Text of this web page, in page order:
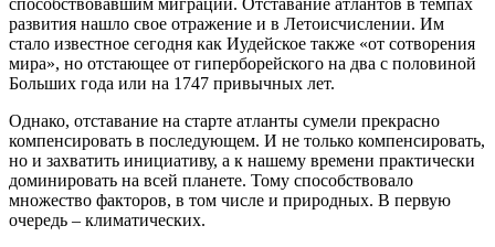
способствовавшим миграции. Отставание атлантов в темпах
развития нашло свое отражение и в Летоисчислении. Им
стало известное сегодня как Иудейское также «от сотворения
мира», но отстающее от гиперборейского на два с половиной
Больших года или на 1747 привычных лет.
Однако, отставание на старте атланты сумели прекрасно
компенсировать в последующем. И не только компенсировать,
но и захватить инициативу, а к нашему времени практически
доминировать на всей планете. Тому способствовало
множество факторов, в том числе и природных. В первую
очередь – климатических.